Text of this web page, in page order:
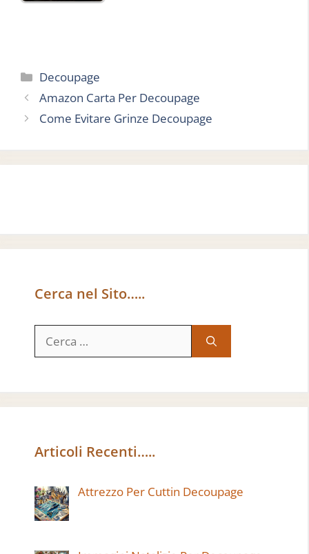
Categorie
Decoupage
Amazon Carta Per Decoupage
Come Evitare Grinze Decoupage
Cerca nel Sito…..
per:
Articoli Recenti…..
Attrezzo Per Cuttin Decoupage